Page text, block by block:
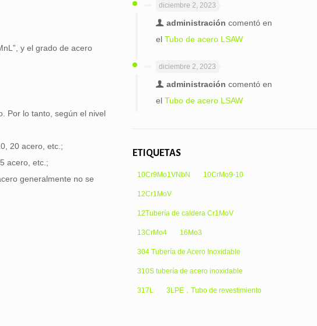
y el grado de acero
Por lo tanto, según el nivel
20 acero, etc.;
acero, etc.;
generalmente no se
diciembre 2, 2023
administración comentó en
el Tubo de acero LSAW
diciembre 2, 2023
administración comentó en
el Tubo de acero LSAW
ETIQUETAS
10Cr9Mo1VNbN 10CrMo9-10
12Cr1MoV
12Tubería de caldera Cr1MoV
13CrMo4 16Mo3
304 Tubería de Acero Inoxidable
310S tubería de acero inoxidable
317L 3LPE，Tubo de revestimiento